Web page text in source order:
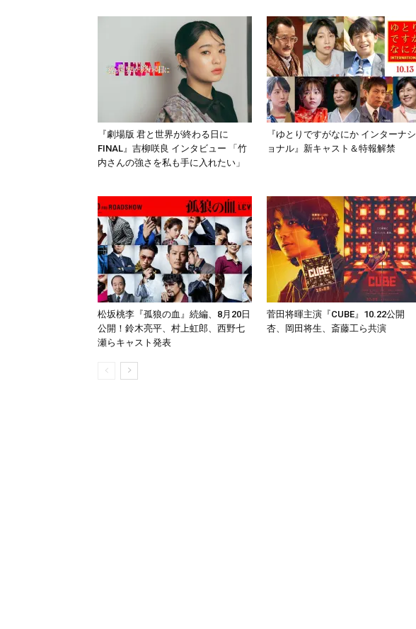
『劇場版 君と世界が終わる日に
FINAL』吉柳咲良 インタビュー 「竹
内さんの強さを私も手に入れたい」
『ゆとりですがなにか インターナシ
ョナル』新キャスト＆特報解禁
松坂桃李『孤狼の血』続編、8月20日
公開！鈴木亮平、村上虹郎、西野七
瀬らキャスト発表
菅田将暉主演『CUBE』10.22公開
杏、岡田将生、斎藤工ら共演